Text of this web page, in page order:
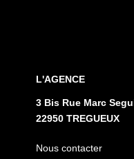
L'AGENCE
3 Bis Rue Marc
22950 TREGUEUX
Nous contacter